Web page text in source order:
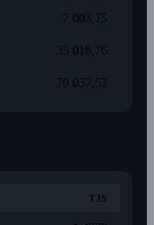
7 003,75
35 018,76
70 037,52
TJS